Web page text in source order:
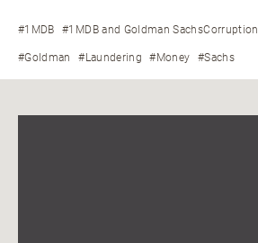
#1MDB #1MDB and Goldman SachsCorruption
#Goldman #Laundering #Money #Sachs